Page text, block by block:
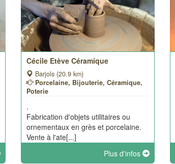
Cécile Etève Céramique
Barjols (20.9 km)
Porcelaine, Bijouterie, Céramique,
Poterie
.
Fabrication d'objets utilitaires ou
ornementaux en grès et porcelaine.
Vente à l'ate[...]
Plus d'infos